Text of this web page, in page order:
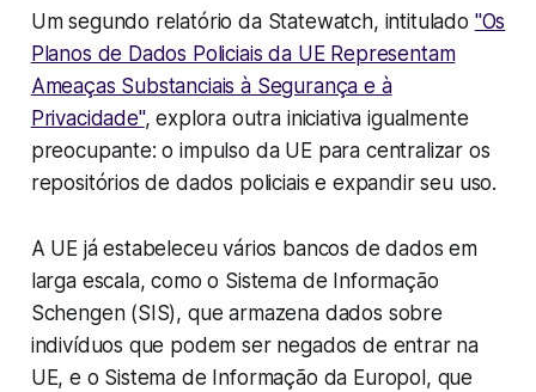
Um segundo relatório da Statewatch, intitulado "Os
Planos de Dados Policiais da UE Representam
Ameaças Substanciais à Segurança e à
Privacidade", explora outra iniciativa igualmente
preocupante: o impulso da UE para centralizar os
repositórios de dados policiais e expandir seu uso.
A UE já estabeleceu vários bancos de dados em
larga escala, como o Sistema de Informação
Schengen (SIS), que armazena dados sobre
indivíduos que podem ser negados de entrar na
UE, e o Sistema de Informação da Europol, que